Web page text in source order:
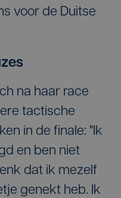
voor de Duitse
na haar race
tactische
in de finale: "Ik
en ben niet
dat ik mezelf
genekt heb. Ik